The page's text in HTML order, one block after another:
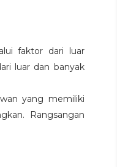
faktor dari luar
luar dan banyak
yang memiliki
Rangsangan